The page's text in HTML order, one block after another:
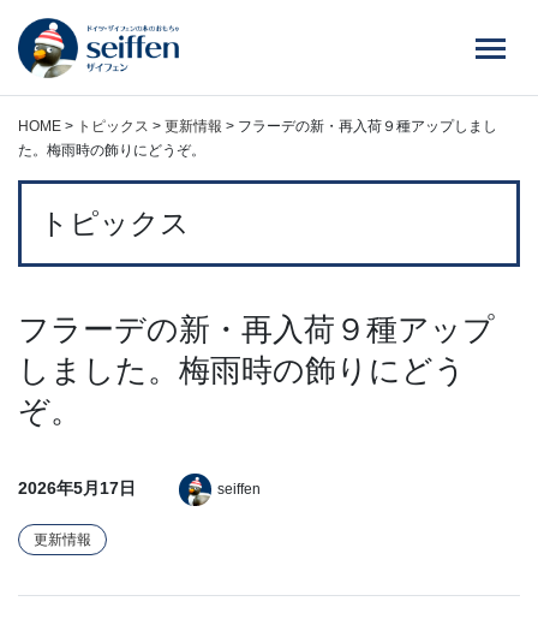
ン
HOME > トピックス > 更新情報 > フラーデの新・再入荷９種アップしまし
た。梅雨時の飾りにどうぞ。
トピックス
フラーデの新・再入荷９種アップ
しました。梅雨時の飾りにどう
ぞ。
2026年5月17日 seiffen
更新情報